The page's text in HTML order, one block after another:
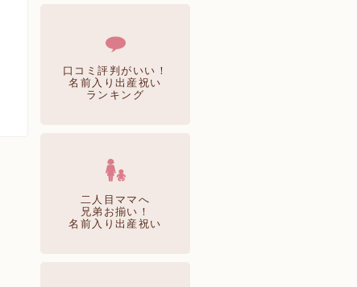
口コミ評判がいい！
名前入り出産祝い
ランキング
二人目ママへ
兄弟お揃い！
名前入り出産祝い